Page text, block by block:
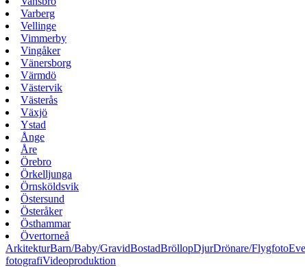
Varberg
Vellinge
Vimmerby
Vingåker
Vänersborg
Värmdö
Västervik
Västerås
Växjö
Ystad
Ånge
Åre
Örebro
Örkelljunga
Örnsköldsvik
Östersund
Österåker
Östhammar
Övertorneå
ArkitekturBarn/Baby/GravidBostadBröllopDjurDrönare/Flygfoto
fotografiVideoproduktion